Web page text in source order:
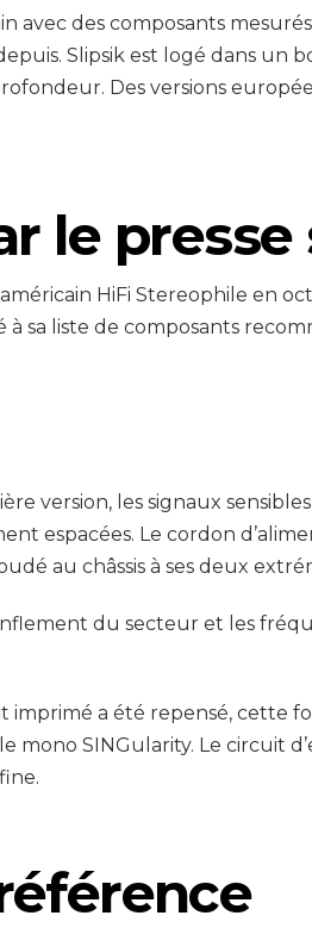
avec des composants
Slipsik est logé dans un
Des versions
le
HiFi Stereophile en
sa liste de composants
version, les signaux
espacées. Le cordon
au châssis à ses deux
du secteur et les
a été repensé, cette
SINGularity. Le circuit